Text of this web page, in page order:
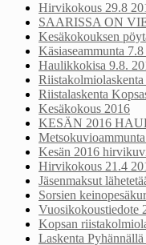
Hirvikokous 29.8
SAARISSA ON
Kesäkokouksen
Käsiaseammunta
Haulikkokisa 9.8.
Riistalaskenta
Kesäkokous 2016
KESÄN 2016
Kesän 2016
Hirvikokous 21.4
Jäsenmaksut
Sorsien
Vuosikokoustiedote
Kopsan
Laskenta